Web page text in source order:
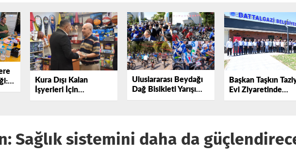
Kura Dışı Kalan
İşyerleri İçin
Sadıkoğlu’ndan
Uluslararası Beydağı
Dağ Bisikleti Yarışı
Coşkulu Kortejle Start
Başkan Taşkın
Evi Ziyaretinde
Mahalle Halkıyla
Sağlık sistemini daha da